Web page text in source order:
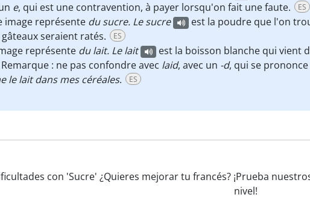
e, qui est une contravention, à payer lorsqu'on fait une faute. ES
image représente du sucre. Le sucre
est la poudre que l'on
gâteaux seraient ratés.
ES
représente du lait. Le lait est la boisson blanche qui vient
: ne pas confondre avec laid, avec un -d, qui se
le lait dans mes céréales. ES
con 'Sucre' ¿Quieres mejorar tu francés? ¡Prueba
nivel!